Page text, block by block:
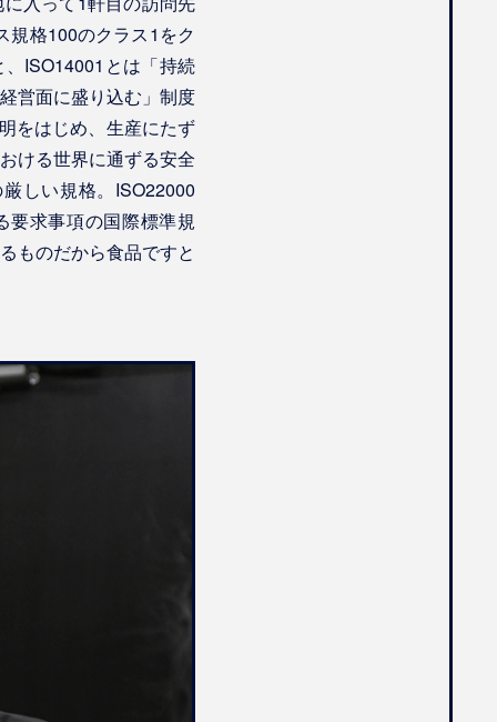
規格100のクラス1をク
ISO14001とは「持続
営面に盛り込む」制度
をはじめ、生産にたず
ける世界に通ずる安全
しい規格。ISO22000
要求事項の国際標準規
ものだから食品ですと